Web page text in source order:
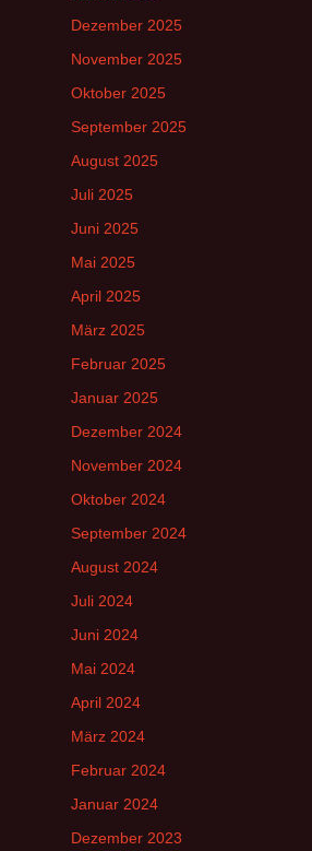
Dezember 2025
November 2025
Oktober 2025
September 2025
August 2025
Juli 2025
Juni 2025
Mai 2025
April 2025
März 2025
Februar 2025
Januar 2025
Dezember 2024
November 2024
Oktober 2024
September 2024
August 2024
Juli 2024
Juni 2024
Mai 2024
April 2024
März 2024
Februar 2024
Januar 2024
Dezember 2023